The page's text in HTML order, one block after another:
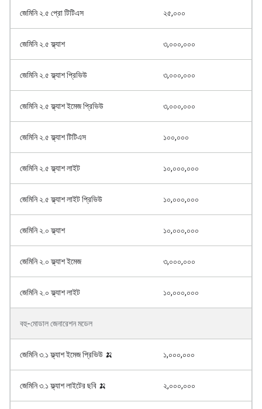
জেমিনি ২.৫ প্রো টিটিএস ২৫,০০০
জেমিনি ২.৫ ফ্ল্যাশ ৩,০০০,০০০
জেমিনি ২.৫ ফ্ল্যাশ প্রিভিউ ৩,০০০,০০০
জেমিনি ২.৫ ফ্ল্যাশ ইমেজ প্রিভিউ ৩,০০০,০০০
জেমিনি ২.৫ ফ্ল্যাশ টিটিএস ১০০,০০০
জেমিনি ২.৫ ফ্ল্যাশ লাইট ১০,০০০,০০০
জেমিনি ২.৫ ফ্ল্যাশ লাইট প্রিভিউ ১০,০০০,০০০
জেমিনি ২.০ ফ্ল্যাশ ১০,০০০,০০০
জেমিনি ২.০ ফ্ল্যাশ ইমেজ ৩,০০০,০০০
জেমিনি ২.০ ফ্ল্যাশ লাইট ১০,০০০,০০০
বহু-মোডাল জেনারেশন মডেল
জেমিনি ৩.১ ফ্ল্যাশ ইমেজ প্রিভিউ 🍌 ১,০০০,০০০
জেমিনি ৩.১ ফ্ল্যাশ লাইটের ছবি 🍌 ২,০০০,০০০